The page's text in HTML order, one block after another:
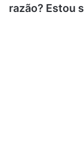
razão? Estou